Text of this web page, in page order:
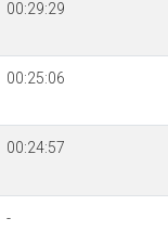
00:29:29
00:25:06
00:24:57
-